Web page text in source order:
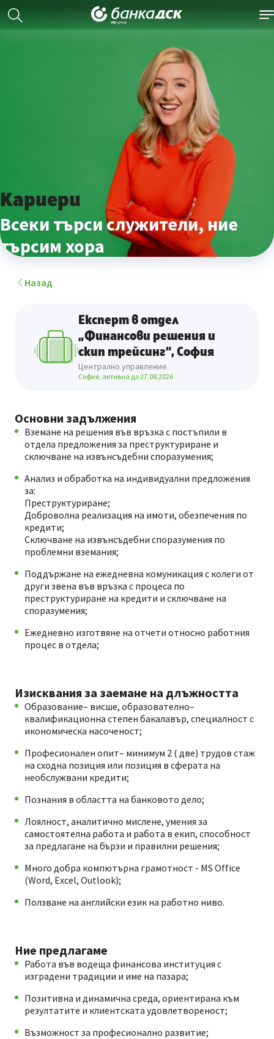
Кариери
Всеки търси служители, ние
търсим хора
Назад
Експерт в отдел
„Финансови решения и
скип трейсинг“, София
Централно управление
София, активна до27.08.2026
Основни задължения
Вземане на решения във връзка с постъпили в
отдела предложения за преструктуриране и
сключване на извънсъдебни споразумения;
Анализ и обработка на индивидуални предложения
за:
Преструктуриране;
Доброволна реализация на имоти, обезпечения по
кредити;
Сключване на извънсъдебни споразумения по
проблемни вземания;
Поддържане на ежедневна комуникация с колеги от
други звена във връзка с процеса по
преструктуриране на кредити и сключване на
споразумения;
Ежедневно изготвяне на отчети относно работния
процес в отдела;
Изисквания за заемане на длъжността
Образование– висше, образователно–
квалификационна степен бакалавър, специалност с
икономическа насоченост;
Професионален опит– минимум 2 ( две) трудов стаж
на сходна позиция или позиция в сферата на
необслужвани кредити;
Познания в областта на банковото дело;
Лоялност, аналитично мислене, умения за
самостоятелна работа и работа в екип, способност
за предлагане на бързи и правилни решения;
Много добра компютърна грамотност - MS Office
(Word, Excel, Outlook);
Ползване на английски език на работно ниво.
Ние предлагаме
Работа във водеща финансова институция с
изградени традиции и име на пазара;
Позитивна и динамична среда, ориентирана към
резултатите и клиентската удовлетвореност;
Възможност за професионално развитие;